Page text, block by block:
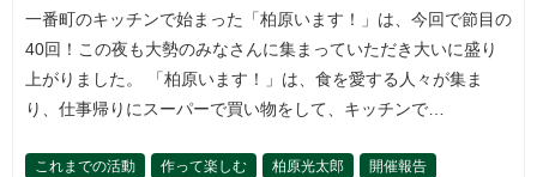
一番町のキッチンで始まった「柏原います！」は、今回で節目の
40回！この夜も大勢のみなさんに集まっていただき大いに盛り
上がりました。 「柏原います！」は、食を愛する人々が集ま
り、仕事帰りにスーパーで買い物をして、キッチンで…
これまでの活動 作って楽しむ 柏原光太郎 開催報告